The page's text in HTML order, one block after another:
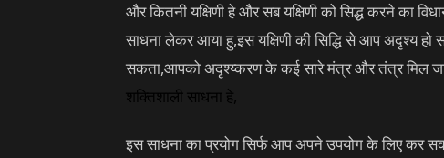
और कितनी यक्षिणी हे और सब यक्षिणी को सिद्ध करने का
साधना लेकर आया हु,इस यक्षिणी की सिद्धि से आप अदृश्य
सकता,आपको अदृश्य्करण के कई सारे मंत्र और तंत्र मिल
शक्तिशाली साधना हे,
इस साधना का प्रयोग सिर्फ आप अपने उपयोग के लिए कर